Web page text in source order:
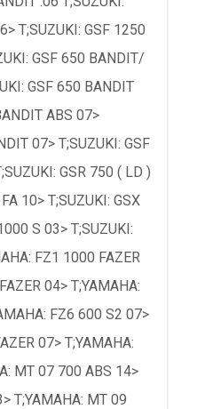
T;SUZUKI: GSF 1250
GSF 650 BANDIT/
GSF 650 BANDIT
ABS 07>
07> T;SUZUKI: GSF
GSR 750 ( LD )
10> T;SUZUKI: GSX
S 03> T;SUZUKI:
FZ1 1000 FAZER
04> T;YAMAHA:
FZ6 600 S2 07>
07> T;YAMAHA:
MT 07 700 ABS 14>
T;YAMAHA: MT 09